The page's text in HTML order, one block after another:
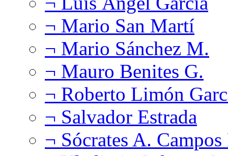
¬ Mario San Martí
¬ Mario Sánchez M.
¬ Mauro Benites G.
¬ Roberto Limón
¬ Salvador Estrada
¬ Sócrates A.